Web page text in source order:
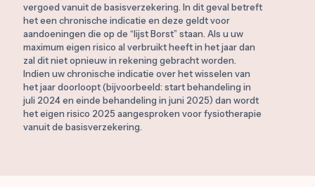
vergoed vanuit de basisverzekering. In dit geval betreft
het een chronische indicatie en deze geldt voor
aandoeningen die op de “lijst Borst” staan. Als u uw
maximum eigen risico al verbruikt heeft in het jaar dan
zal dit niet opnieuw in rekening gebracht worden.
Indien uw chronische indicatie over het wisselen van
het jaar doorloopt (bijvoorbeeld: start behandeling in
juli 2024 en einde behandeling in juni 2025) dan wordt
het eigen risico 2025 aangesproken voor fysiotherapie
vanuit de basisverzekering.